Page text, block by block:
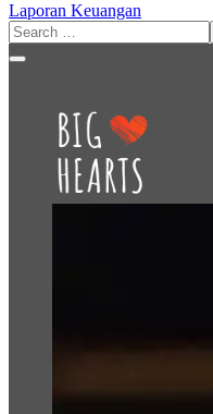
Laporan Keuangan